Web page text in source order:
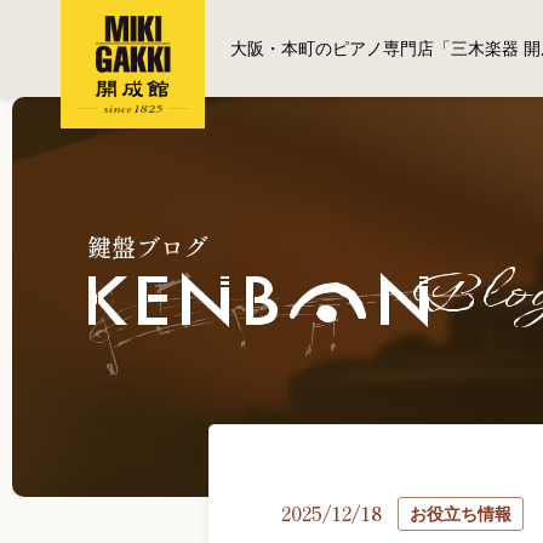
大阪・本町のピアノ専門店「三木楽器
鍵盤ブログ
2025/12/18 お役立ち情報